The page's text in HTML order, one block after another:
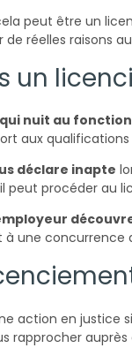
peut être un
réelles raisons
un
nuit au
aux
déclare inapte
peut procéder au
une concurrence
action en justice
rapprocher auprès